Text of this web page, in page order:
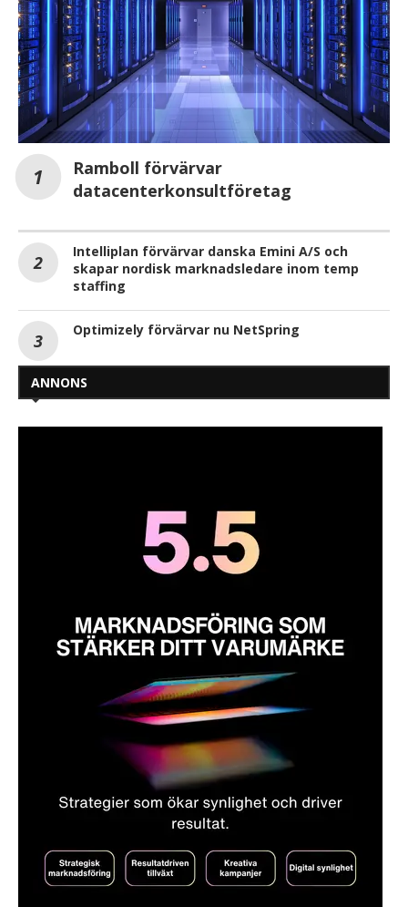
Ramboll förvärvar
datacenterkonsultföretag
Intelliplan förvärvar danska Emini A/S och
skapar nordisk marknadsledare inom temp
staffing
Optimizely förvärvar nu NetSpring
ANNONS